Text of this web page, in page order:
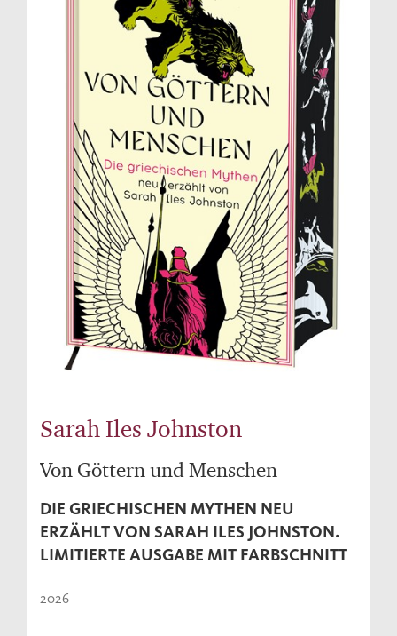
Sarah Iles Johnston
Von Göttern und Menschen
DIE GRIECHISCHEN MYTHEN NEU
ERZÄHLT VON SARAH ILES JOHNSTON.
LIMITIERTE AUSGABE MIT FARBSCHNITT
2026